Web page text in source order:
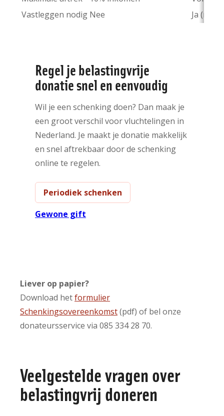
Vastleggen nodig Nee Ja
Regel je belastingvrije
donatie snel en eenvoudig
Wil je een schenking doen? Dan maak je
een groot verschil voor vluchtelingen in
Nederland. Je maakt je donatie makkelijk
en snel aftrekbaar door de schenking
online te regelen.
Periodiek schenken
Gewone gift
Liever op papier?
Download hetformulier
Schenkingsovereenkomst(pdf) of bel onze
donateursservice via 085 334 28 70.
Veelgestelde vragen over
belastingvrij doneren